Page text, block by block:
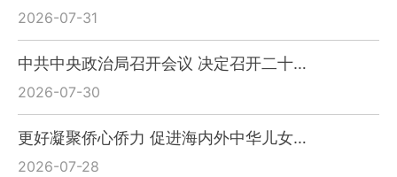
2026-07-31
中共中央政治局召开会议 决定召开二十…
2026-07-30
更好凝聚侨心侨力 促进海内外中华儿女…
2026-07-28